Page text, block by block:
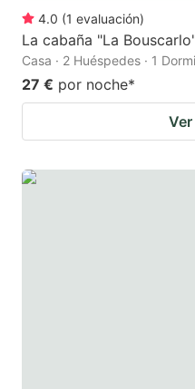
4.0 (1 evaluación)
La cabaña "La
Casa · 2 Huéspedes · 1
27 € por noche*